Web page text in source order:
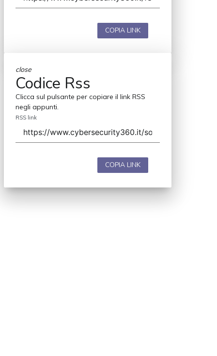
COPIA LINK
close
Codice Rss
Clicca sul pulsante per copiare il link RSS
negli appunti.
RSS link
COPIA LINK